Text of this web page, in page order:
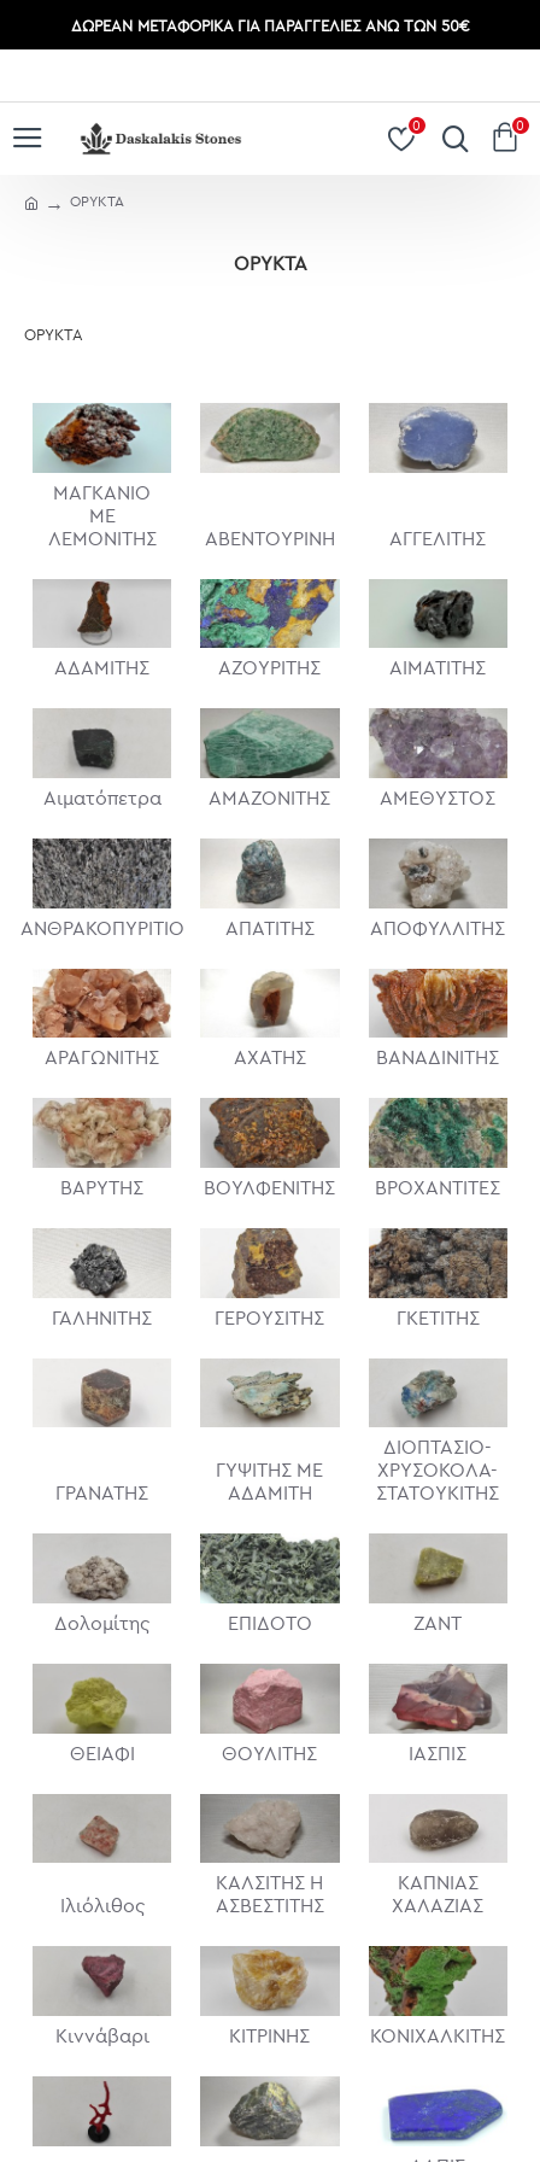
ΔΩΡΕΆΝ ΜΕΤΑΦΟΡΙΚΆ ΓΙΑ ΠΑΡΑΓΓΕΛΊΕΣ ΆΝΩ ΤΩΝ 50€
0 0
ΟΡΥΚΤΑ
ΟΡΥΚΤΑ
ΟΡΥΚΤΑ
ΜΑΓΚΑΝΙΟ
ΜΕ
ΛΕΜΟΝΙΤΗΣ
ΑΒΕΝΤΟΥΡΙΝΗ ΑΓΓΕΛΙΤΗΣ
ΑΔΑΜΙΤΗΣ ΑΖΟΥΡΙΤΗΣ ΑΙΜΑΤΙΤΗΣ
Αιματόπετρα ΑΜΑΖΟΝΙΤΗΣ ΑΜΕΘΥΣΤΟΣ
ΑΝΘΡΑΚΟΠΥΡΙΤΙΟ ΑΠΑΤΙΤΗΣ ΑΠΟΦΥΛΛΙΤΗΣ
ΑΡΑΓΩΝΙΤΗΣ ΑΧΑΤΗΣ ΒΑΝΑΔΙΝΙΤΗΣ
ΒΑΡΥΤΗΣ ΒΟΥΛΦΕΝΙΤΗΣ ΒΡΟΧΑΝΤΙΤΕΣ
ΓΑΛΗΝΙΤΗΣ ΓΕΡΟΥΣΙΤΗΣ ΓΚΕΤΙΤΗΣ
ΓΡΑΝΑΤΗΣ
ΓΥΨΙΤΗΣ ΜΕ
ΑΔΑΜΙΤΗ
ΔΙΟΠΤΑΣΙΟ-
ΧΡΥΣΟΚΟΛΑ-
ΣΤΑΤΟΥΚΙΤΗΣ
Δολομίτης ΕΠΙΔΟΤΟ ΖΑΝΤ
ΘΕΙΑΦΙ ΘΟΥΛΙΤΗΣ ΙΑΣΠΙΣ
Ιλιόλιθος
ΚΑΛΣΊΤΗΣ Η
ΑΣΒΕΣΤΙΤΗΣ
ΚΑΠΝΙΑΣ
ΧΑΛΑΖΙΑΣ
Κιννάβαρι ΚΙΤΡΙΝΗΣ ΚΟΝΙΧΑΛΚΙΤΗΣ